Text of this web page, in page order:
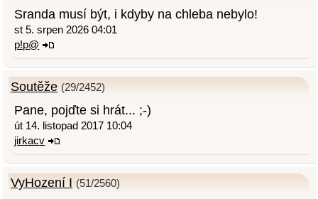
Sranda musí být, i kdyby na chleba nebylo!
st 5. srpen 2026 04:01
p!p@
Soutěže (29/2452)
Pane, pojďte si hrát... ;-)
út 14. listopad 2017 10:04
jirkacv
VyHození I (51/2560)